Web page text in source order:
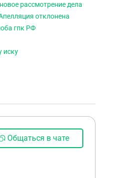
рассмотрение дела
отклонена
гпк РФ
иску
Общаться в чате